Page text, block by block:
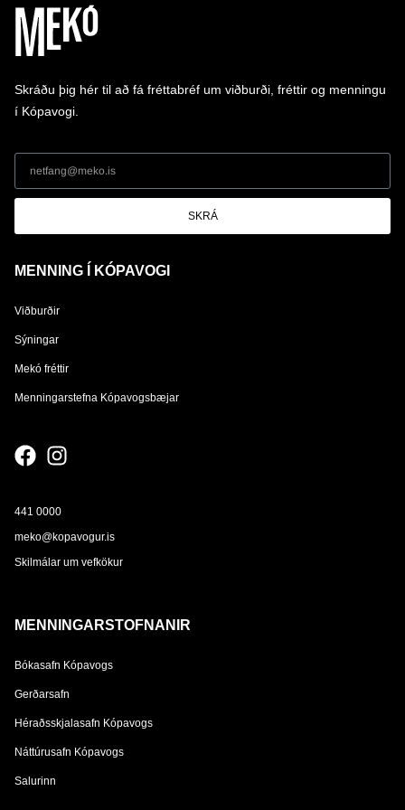
Skráðu þig hér til að fá fréttabréf um viðburði, fréttir og menningu
í Kópavogi.
SKRÁ
MENNING Í KÓPAVOGI
Viðburðir
Sýningar
Mekó fréttir
Menningarstefna Kópavogsbæjar
441 0000
meko@kopavogur.is
Skilmálar um vefkökur
MENNINGARSTOFNANIR
Bókasafn Kópavogs
Gerðarsafn
Héraðsskjalasafn Kópavogs
Náttúrusafn Kópavogs
Salurinn